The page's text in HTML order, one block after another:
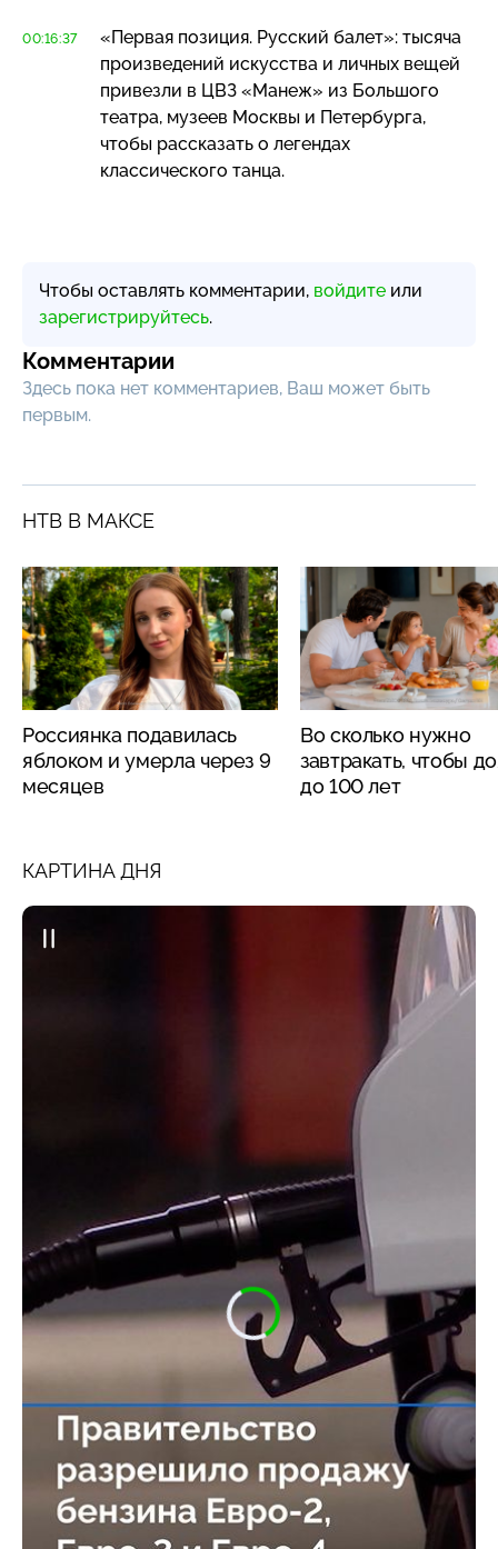
00:16:37
«Первая позиция. Русский балет»: тысяча
произведений искусства и личных вещей
привезли в ЦВЗ «Манеж» из Большого
театра, музеев Москвы и Петербурга,
чтобы рассказать о легендах
классического танца.
Чтобы оставлять комментарии, войдите или
зарегистрируйтесь.
Комментарии
Здесь пока нет комментариев, Ваш может быть
первым.
НТВ В МАКСЕ
Россиянка подавилась
яблоком и умерла через 9
месяцев
Во сколько нужно
завтракать, чтобы
до 100 лет
КАРТИНА ДНЯ